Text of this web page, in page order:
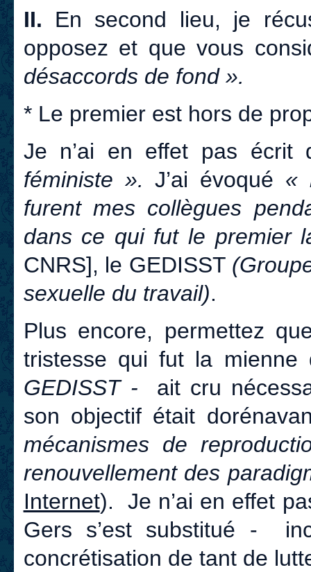
II. En second lieu, je
opposez et que vous
désaccords de fond ».
* Le premier est hors de
Je n’ai en effet pas
féministe ».J’ai évoqué «
furent mes collègues
dans ce qui fut le premier
CNRS], le GEDISST
sexuelle du travail).
Plus encore, permettez
tristesse qui fut la
GEDISST -
ait cru
son objectif était
mécanismes de
renouvellement des
Internet).
Je n’ai en effet
Gers s’est substitué -
concrétisation de tant de